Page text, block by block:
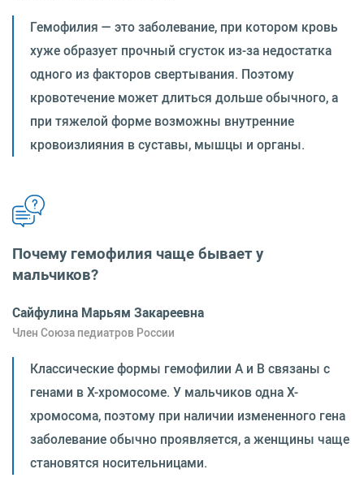
Гемофилия — это заболевание, при котором кровь
хуже образует прочный сгусток из-за недостатка
одного из факторов свертывания. Поэтому
кровотечение может длиться дольше обычного, а
при тяжелой форме возможны внутренние
кровоизлияния в суставы, мышцы и органы.
Почему гемофилия чаще бывает у
мальчиков?
Сайфулина Марьям Закареевна
Член Союза педиатров России
Классические формы гемофилии A и B связаны с
генами в X-хромосоме. У мальчиков одна X-
хромосома, поэтому при наличии измененного гена
заболевание обычно проявляется, а женщины чаще
становятся носительницами.